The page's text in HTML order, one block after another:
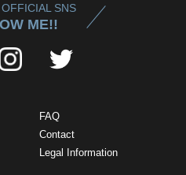
SNS
ME!!
FAQ
Contact
Legal Information